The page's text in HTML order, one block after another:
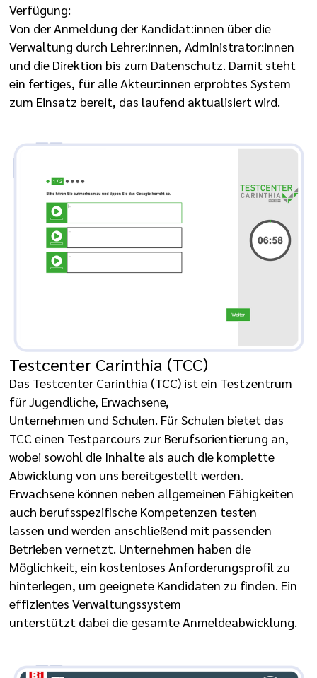
Verfügung:
Von der Anmeldung der Kandidat:innen über die
Verwaltung durch Lehrer:innen, Administrator:innen
und die Direktion bis zum Datenschutz. Damit steht
ein fertiges, für alle Akteur:innen erprobtes System
zum Einsatz bereit, das laufend aktualisiert wird.
Testcenter Carinthia (TCC)
Das Testcenter Carinthia (TCC) ist ein Testzentrum
für Jugendliche, Erwachsene,
Unternehmen und Schulen. Für Schulen bietet das
TCC einen Testparcours zur Berufsorientierung an,
wobei sowohl die Inhalte als auch die komplette
Abwicklung von uns bereitgestellt werden.
Erwachsene können neben allgemeinen Fähigkeiten
auch berufsspezifische Kompetenzen testen
lassen und werden anschließend mit passenden
Betrieben vernetzt. Unternehmen haben die
Möglichkeit, ein kostenloses Anforderungsprofil zu
hinterlegen, um geeignete Kandidaten zu finden. Ein
effizientes Verwaltungssystem
unterstützt dabei die gesamte Anmeldeabwicklung.